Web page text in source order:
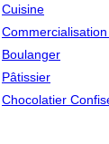
Cuisine
Boulanger
Pâtissier
Chocolatier